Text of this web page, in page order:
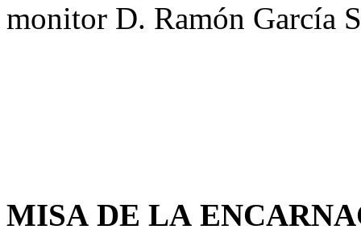
monitor D. Ramón García
MISA DE LA